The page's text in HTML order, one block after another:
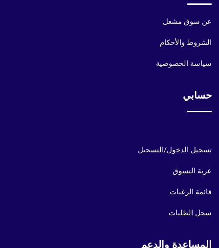
عن سوق مشعل
الشروط والأحكام
سياسة الخصوصية
حسابي
تسجيل الدخول/التسجيل
عربة التسوق
قائمة الرغبات
سجل الطلبات
المساعدة والدعم